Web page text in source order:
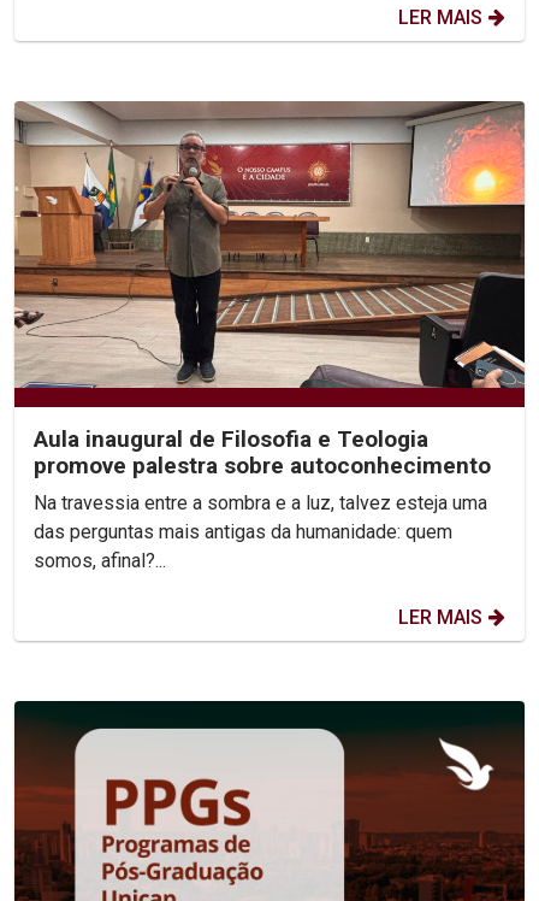
LER MAIS
Aula inaugural de Filosofia e Teologia
promove palestra sobre autoconhecimento
Na travessia entre a sombra e a luz, talvez esteja uma
das perguntas mais antigas da humanidade: quem
somos, afinal?...
LER MAIS